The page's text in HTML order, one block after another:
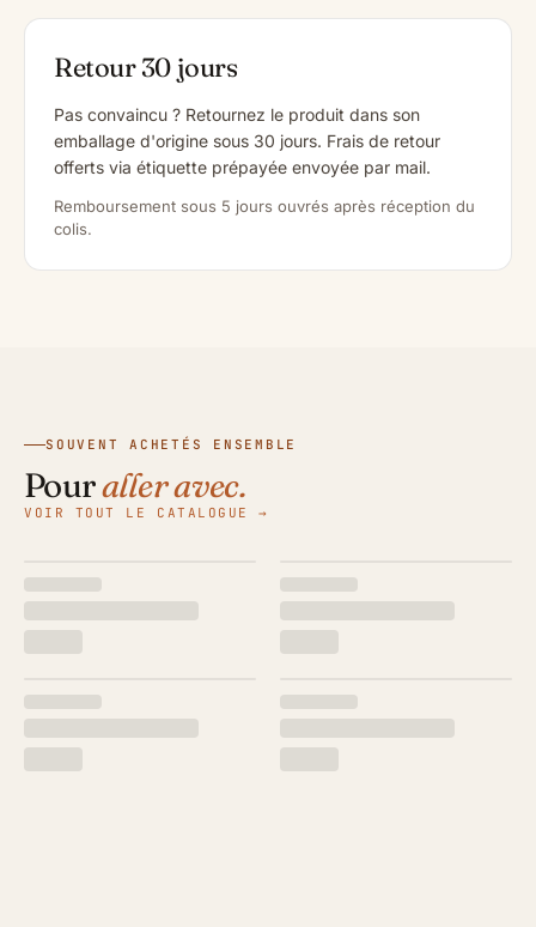
Retour 30 jours
Pas convaincu ? Retournez le produit dans son
emballage d'origine sous 30 jours. Frais de retour
offerts via étiquette prépayée envoyée par mail.
Remboursement sous 5 jours ouvrés après réception du
colis.
SOUVENT ACHETÉS ENSEMBLE
Pouraller avec.
VOIR TOUT LE CATALOGUE →